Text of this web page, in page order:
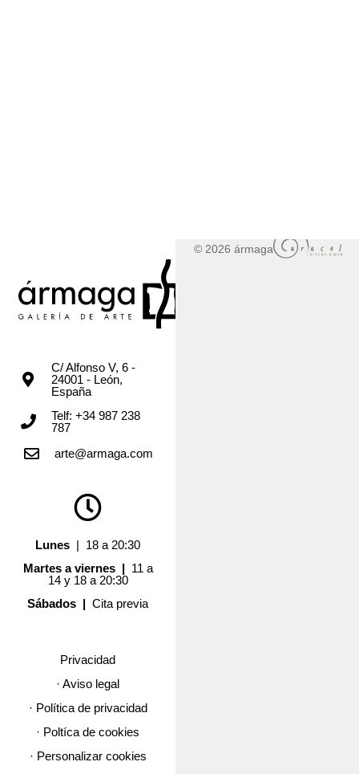
C/ Alfonso V, 6 -
24001 - León,
España
Telf: +34 987 238
787
arte@armaga.com
Lunes | 18 a 20:30
Martes a viernes | 11 a
14 y 18 a 20:30
Sábados |Cita previa
Privacidad
· Aviso legal
· Política de privacidad
· Poltíca de cookies
· Personalizar cookies
© 2026 ármaga